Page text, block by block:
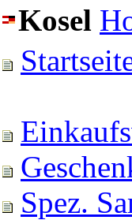
Kosel
Spez.